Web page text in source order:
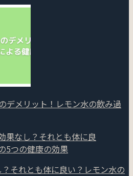
デメリット！レモン水の飲み過
それとも体に良い？レモン水の